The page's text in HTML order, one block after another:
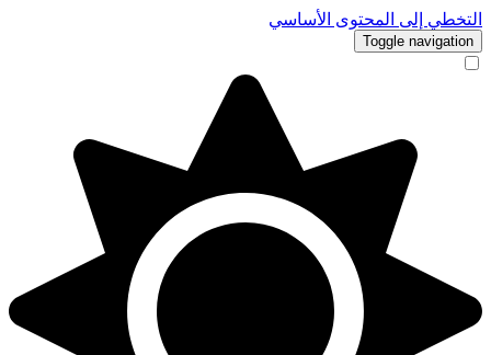
التخطي إلى المحتوى الأساسي
Toggle navigation